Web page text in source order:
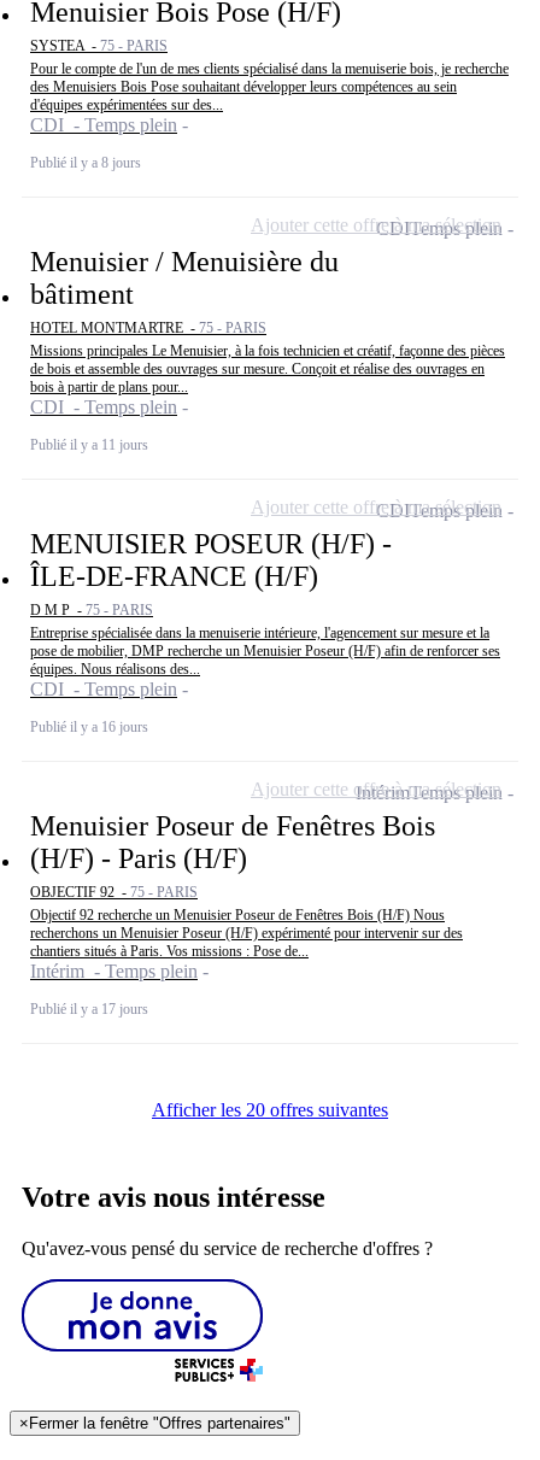
Menuisier Bois Pose (H/F)
SYSTEA - 75 - PARIS
Pour le compte de l'un de mes clients spécialisé dans la menuiserie bois, je recherche
des Menuisiers Bois Pose souhaitant développer leurs compétences au sein
d'équipes expérimentées sur des...
CDI - Temps plein
Publié il y a 8 jours
Menuisier / Menuisière du
bâtiment
HOTEL MONTMARTRE - 75 - PARIS
Missions principales Le Menuisier, à la fois technicien et créatif, façonne des pièces
de bois et assemble des ouvrages sur mesure. Conçoit et réalise des ouvrages en
bois à partir de plans pour...
CDI - Temps plein
Publié il y a 11 jours
CDITemps plein
Ajouter cette offre à ma sélection
MENUISIER POSEUR (H/F) -
ÎLE-DE-FRANCE (H/F)
D M P - 75 - PARIS
Entreprise spécialisée dans la menuiserie intérieure, l'agencement sur mesure et la
pose de mobilier, DMP recherche un Menuisier Poseur (H/F) afin de renforcer ses
équipes. Nous réalisons des...
CDI - Temps plein
Publié il y a 16 jours
CDITemps plein
Ajouter cette offre à ma sélection
Menuisier Poseur de Fenêtres Bois
(H/F) - Paris (H/F)
OBJECTIF 92 - 75 - PARIS
Objectif 92 recherche un Menuisier Poseur de Fenêtres Bois (H/F) Nous
recherchons un Menuisier Poseur (H/F) expérimenté pour intervenir sur des
chantiers situés à Paris. Vos missions : Pose de...
Intérim - Temps plein
Publié il y a 17 jours
IntérimTemps plein
Ajouter cette offre à ma sélection
Afficher les 20 offres suivantes
Votre avis nous intéresse
Qu'avez-vous pensé du service de recherche d'offres ?
×Fermer la fenêtre "Offres partenaires"